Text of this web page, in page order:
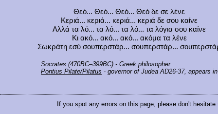
Θεό... Θεό... Θεό... Θεό δε σε λένε
Κεριά... κεριά... κεριά... κεριά δε σου καίνε
Αλλά τα λό... τα λό... τα λό... τα λόγια σου καίνε
Κι ακό... ακό... ακό... ακόμα τα λένε
Σωκράτη εσύ σουπερστάρ... σουπερστάρ...
Socrates (470BC–399BC) - Greek philosopher
Pontius Pilate/Pilatus - governor of Judea AD26-37, appears
If you spot any errors on this page, please don't